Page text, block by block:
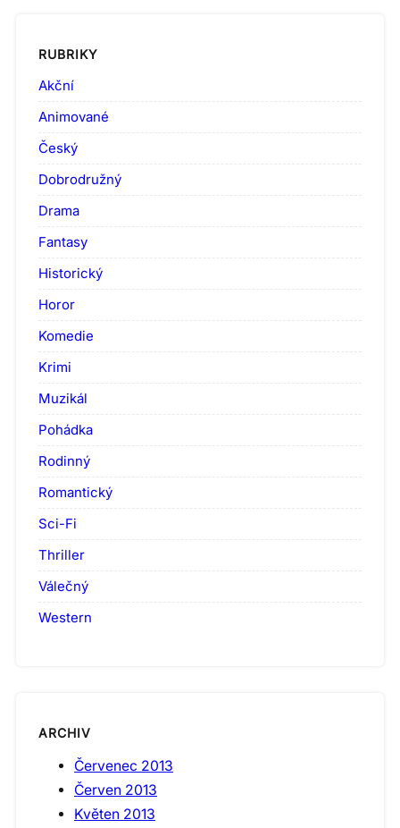
RUBRIKY
Akční
Animované
Český
Dobrodružný
Drama
Fantasy
Historický
Horor
Komedie
Krimi
Muzikál
Pohádka
Rodinný
Romantický
Sci-Fi
Thriller
Válečný
Western
ARCHIV
Červenec 2013
Červen 2013
Květen 2013